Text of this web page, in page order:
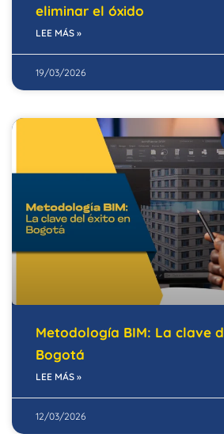
eliminar el óxido
LEE MÁS »
19/03/2026
Metodología BIM: La clave
Bogotá
LEE MÁS »
12/03/2026